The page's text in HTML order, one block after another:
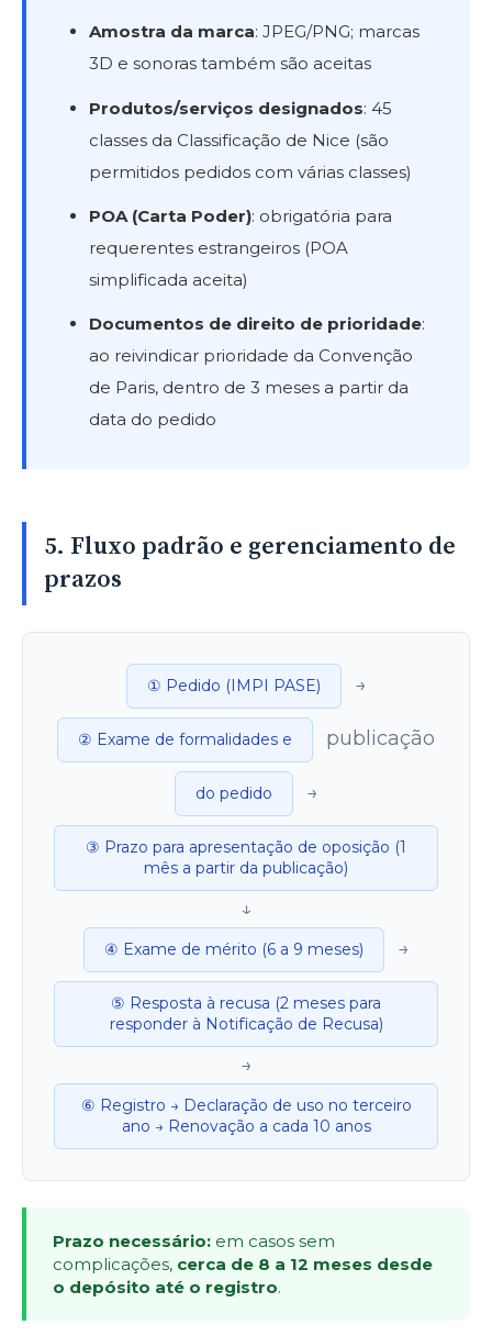
Amostra da marca: JPEG/PNG; marcas
3D e sonoras também são aceitas
Produtos/serviços designados: 45
classes da Classificação de Nice (são
permitidos pedidos com várias classes)
POA (Carta Poder): obrigatória para
requerentes estrangeiros (POA
simplificada aceita)
Documentos de direito de prioridade:
ao reivindicar prioridade da Convenção
de Paris, dentro de 3 meses a partir da
data do pedido
5. Fluxo padrão e gerenciamento de
prazos
① Pedido (IMPI PASE) →
② Exame de formalidades e publicação
do pedido →
③ Prazo para apresentação de oposição (1
mês a partir da publicação)
↓
④ Exame de mérito (6 a 9 meses) →
⑤ Resposta à recusa (2 meses para
responder à Notificação de Recusa)
→
⑥ Registro → Declaração de uso no terceiro
ano → Renovação a cada 10 anos
Prazo necessário: em casos sem
complicações, cerca de 8 a 12 meses desde
o depósito até o registro.